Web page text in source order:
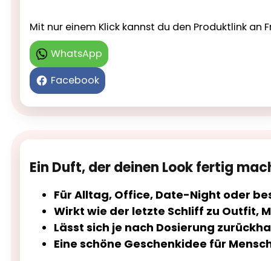
Mit nur einem Klick kannst du den Produktlink an
WhatsApp
Facebook
Ein Duft, der deinen Look fertig
Für Alltag, Office, Date-Night oder
Wirkt wie der letzte Schliff zu Outfit,
Lässt sich je nach Dosierung
Eine schöne Geschenkidee für